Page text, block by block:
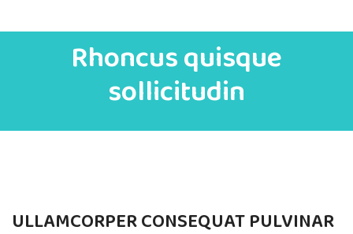
Rhoncus quisque
sollicitudin
ULLAMCORPER CONSEQUAT PULVINAR